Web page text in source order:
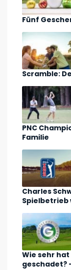
Fünf
Scramble:
PNC
Familie
Charles
Spielbetrieb
Wie sehr
geschadet?